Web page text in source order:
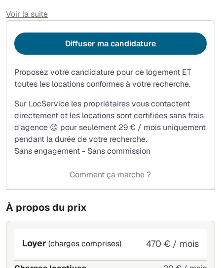
Proximité immédiate de la fac (UFR Sciences du langage
- rue Mégevand), et des commerces (Carrefour City,
pharmacie, restaurants, ...), de la Place Granvelle.
Voir la suite
À propos du prix
Loyer (charges comprises) 470 € / mois
Proposez votre candidature pour ce logement ET
toutes les locations conformes à votre recherche.
Sur LocService les propriétaires vous contactent
directement et les locations sont certifiées sans frais
d'agence 😉 pour seulement 29 € / mois uniquement
pendant la durée de votre recherche.
Sans engagement - Sans commission
Diffuser ma candidature
Comment ça marche ?